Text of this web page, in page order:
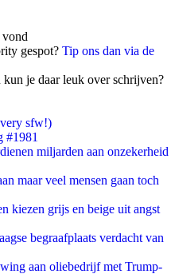
gespot? Tip ons dan via de
je daar leuk over schrijven?
sfw!)
#1981
miljarden aan onzekerheid
maar veel mensen gaan toch
kiezen grijs en beige uit angst
begraafplaats verdacht van
aan oliebedrijf met Trump-